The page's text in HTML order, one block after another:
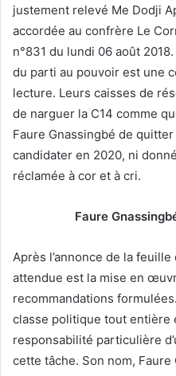
justement relevé Me Dodji
accordée au confrère Le
n°831 du lundi 06 août
du parti au pouvoir est une
lecture. Leurs caisses de
de narguer la C14 comme
Faure Gnassingbé de
candidater en 2020, ni
réclamée à cor et à cri.
Faure
Après l’annonce de la
attendue est la mise en
recommandations
classe politique tout entière
responsabilité particulière
cette tâche. Son nom, Faure